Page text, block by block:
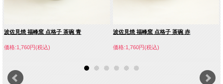
波佐見焼 福峰窯 点格子 茶碗 青
価格:1,760円(税込)
波佐見焼 福峰窯 点格子 茶碗 赤
価格:1,760円(税込)